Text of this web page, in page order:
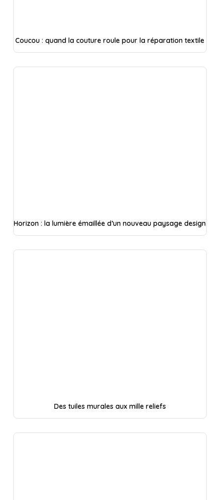
Coucou : quand la couture roule pour la réparation textile
Horizon : la lumière émaillée d’un nouveau paysage design
Des tuiles murales aux mille reliefs